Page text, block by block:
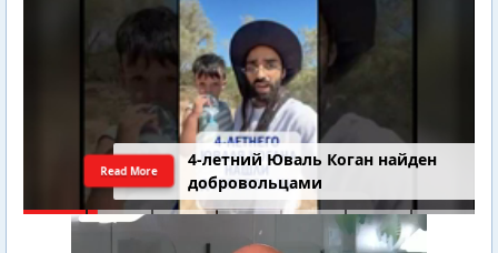
4-летний Юваль Коган найден
добровольцами
Read More